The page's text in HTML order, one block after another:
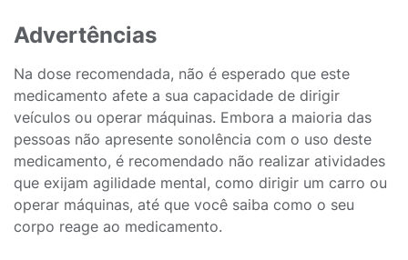
Advertências
Na dose recomendada, não é esperado que este
medicamento afete a sua capacidade de dirigir
veículos ou operar máquinas. Embora a maioria das
pessoas não apresente sonolência com o uso deste
medicamento, é recomendado não realizar atividades
que exijam agilidade mental, como dirigir um carro ou
operar máquinas, até que você saiba como o seu
corpo reage ao medicamento.